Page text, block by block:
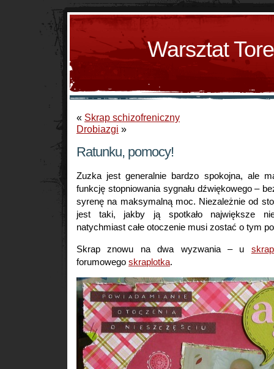
Warsztat
« Skrap schizofreniczny
Drobiazgi »
Ratunku, pomocy!
Zuzka jest generalnie bardzo spokojna, ale
funkcję stopniowania sygnału dźwiękowego –
syrenę na maksymalną moc. Niezależnie od
jest taki, jakby ją spotkało największe
natychmiast całe otoczenie musi zostać o tym
Skrap znowu na dwa wyzwania – u
forumowego skraplotka.